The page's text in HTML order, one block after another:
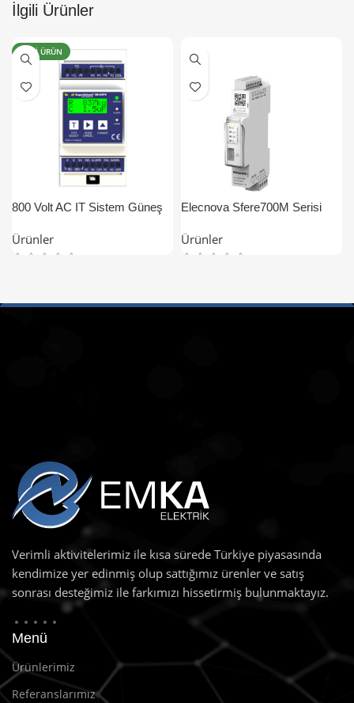
İlgili Ürünler
YENI ÜRÜN
800 Volt AC IT Sistem Güneş
Kontrol, İzleme ve Koruma
Cihazı
Ürünler
Elecnova Sfere700M Serisi
Ürünler
Verimli aktivitelerimiz ile kısa sürede Türkiye piyasasında
kendimize yer edinmiş olup sattığımız ürenler ve satış
sonrası desteğimiz ile farkımızı hissetirmiş bulunmaktayız.
Menü
Ürünlerimiz
Referanslarımız